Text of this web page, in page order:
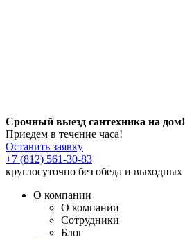
Срочный выезд сантехника на дом!
Приедем в течение часа!
Оставить заявку
+7 (812) 561-30-83
круглосуточно без обеда и выходных
О компании
О компании
Сотрудники
Блог